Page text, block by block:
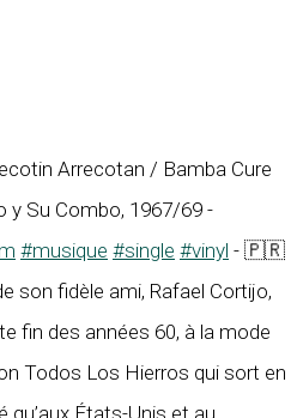
Arrecotan / Bamba Cure
y Su Combo, 1967/69 -
#musique #single #vinyl - 🇵🇷
son fidèle ami, Rafael Cortijo,
fin des années 60, à la mode
Todos Los Hierros qui sort en